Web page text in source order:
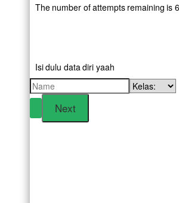
The number of attempts remaining is 6
Isi dulu data diri yaah